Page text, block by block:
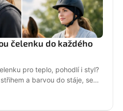
čelenku do každého
pro teplo, pohodlí i styl?
a barvou do stáje, sedla